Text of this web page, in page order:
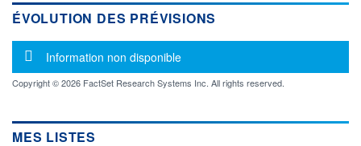
LIMITE À LA
BAISSE
0,0000
LIMITE À LA
HAUSSE
0,0000
ESTIMÉ 2026
-
2026
-
ÉCHANGE
28.04.26 / 15:36:30
ÉVOLUTION DES PRÉVISIONS
Message d'information
Information non disponible
Copyright © 2026 FactSet Research Systems Inc. All rights reserved.
MES LISTES